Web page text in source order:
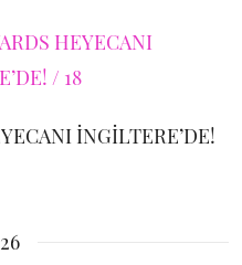
İNGİLTERE’DE!